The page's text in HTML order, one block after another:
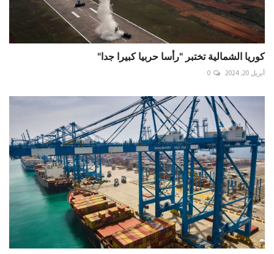
كوريا الشمالية تختبر "رأسا حربيا كبيرا جدا"
أبريل 20, 2024 0